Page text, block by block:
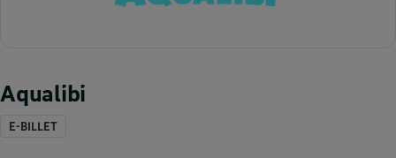
Aqualibi
E-BILLET